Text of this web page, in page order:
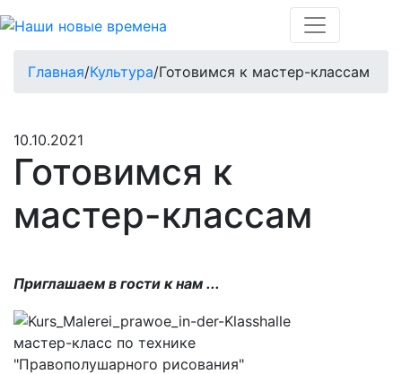
Главная/Культура/Готовимся к мастер-классам
10.10.2021
Готовимся к
мастер-классам
Приглашаем в гости к нам ...
мастер-класс по технике
"Правополушарного рисования"